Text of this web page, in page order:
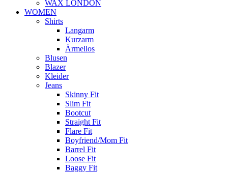
WAX LONDON
WOMEN
Shirts
Langarm
Kurzarm
Ärmellos
Blusen
Blazer
Kleider
Jeans
Skinny Fit
Slim Fit
Bootcut
Straight Fit
Flare Fit
Boyfriend/Mom Fit
Barrel Fit
Loose Fit
Baggy Fit